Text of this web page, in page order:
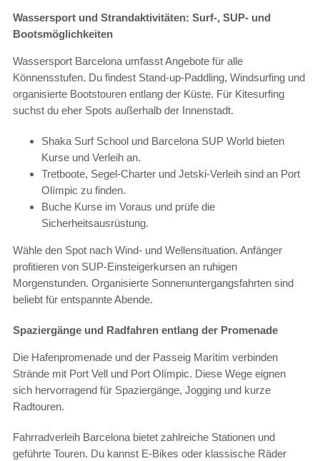
Wassersport und Strandaktivitäten: Surf-, SUP- und
Bootsmöglichkeiten
Wassersport Barcelona umfasst Angebote für alle
Könnensstufen. Du findest Stand-up-Paddling, Windsurfing und
organisierte Bootstouren entlang der Küste. Für Kitesurfing
suchst du eher Spots außerhalb der Innenstadt.
Shaka Surf School und Barcelona SUP World bieten
Kurse und Verleih an.
Tretboote, Segel-Charter und Jetski-Verleih sind an Port
Olímpic zu finden.
Buche Kurse im Voraus und prüfe die
Sicherheitsausrüstung.
Wähle den Spot nach Wind- und Wellensituation. Anfänger
profitieren von SUP-Einsteigerkursen an ruhigen
Morgenstunden. Organisierte Sonnenuntergangsfahrten sind
beliebt für entspannte Abende.
Spaziergänge und Radfahren entlang der Promenade
Die Hafenpromenade und der Passeig Marítim verbinden
Strände mit Port Vell und Port Olímpic. Diese Wege eignen
sich hervorragend für Spaziergänge, Jogging und kurze
Radtouren.
Fahrradverleih Barcelona bietet zahlreiche Stationen und
geführte Touren. Du kannst E-Bikes oder klassische Räder